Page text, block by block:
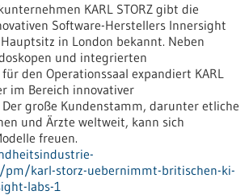
KARL STORZ gibt die
Software-Herstellers Innersight
in London bekannt. Neben
und integrierten
den Operationssaal expandiert KARL
im Bereich innovativer
große Kundenstamm, darunter etliche
und Ärzte weltweit, kann sich
freuen.
karl-storz-uebernimmt-britischen-ki-
labs-1